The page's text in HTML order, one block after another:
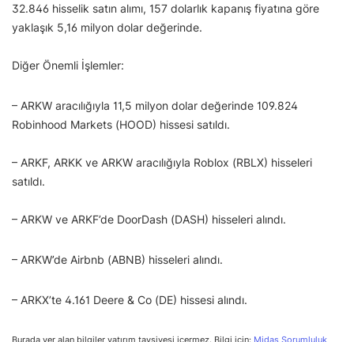
32.846 hisselik satın alımı, 157 dolarlık kapanış fiyatına göre
yaklaşık 5,16 milyon dolar değerinde.
Diğer Önemli İşlemler:
– ARKW aracılığıyla 11,5 milyon dolar değerinde 109.824
Robinhood Markets (HOOD) hissesi satıldı.
– ARKF, ARKK ve ARKW aracılığıyla Roblox (RBLX) hisseleri
satıldı.
– ARKW ve ARKF’de DoorDash (DASH) hisseleri alındı.
– ARKW’de Airbnb (ABNB) hisseleri alındı.
– ARKX’te 4.161 Deere & Co (DE) hissesi alındı.
Burada yer alan bilgiler yatırım tavsiyesi içermez. Bilgi için: Midas Sorumluluk